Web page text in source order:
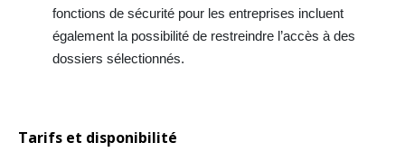
fonctions de sécurité pour les entreprises incluent
également la possibilité de restreindre l’accès à des
dossiers sélectionnés.
Tarifs et disponibilité